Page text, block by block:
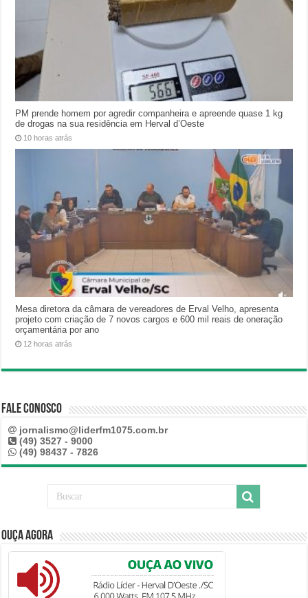
PM prende homem por agredir companheira e apreende quase 1 kg
de drogas na sua residência em Herval d’Oeste
10 horas atrás
Mesa diretora da câmara de vereadores de Erval Velho, apresenta
projeto com criação de 7 novos cargos e 600 mil reais de oneração
orçamentária por ano
12 horas atrás
Fale Conosco
jornalismo@liderfm1075.com.br
(49) 3527 - 9000
(49) 98437 - 7826
Ouça Agora